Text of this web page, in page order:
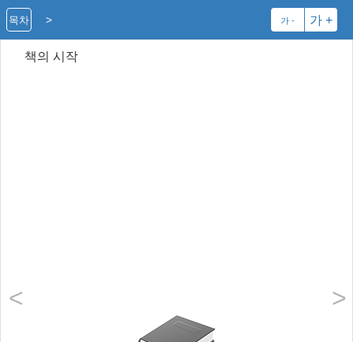
> 가 - 가 +
목차
책의 시작
< >